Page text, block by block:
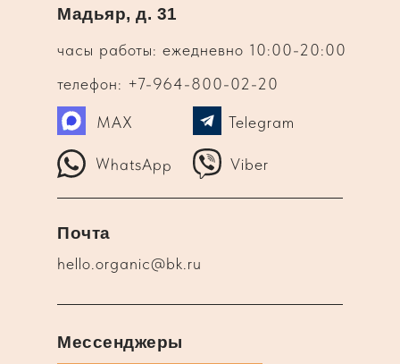
часы работы: ежедневно 10:00-20:00
Мадьяр, д. 31
телефон: +7-964-800-02-20
WhatsApp Viber
Telegram
MAX
hello.organic@bk.ru
Почта
Мессенджеры